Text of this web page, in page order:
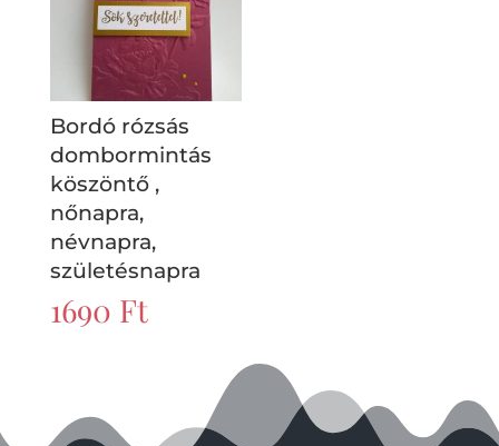
Bordó rózsás
dombormintás
köszöntő ,
nőnapra,
névnapra,
születésnapra
1690 Ft